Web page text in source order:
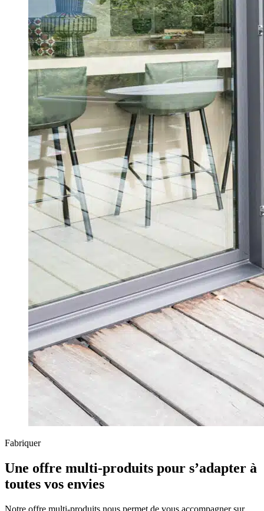
Fabriquer
Une offre multi-produits pour s’adapter à
toutes vos envies
Notre offre multi-produits nous permet de vous accompagner sur